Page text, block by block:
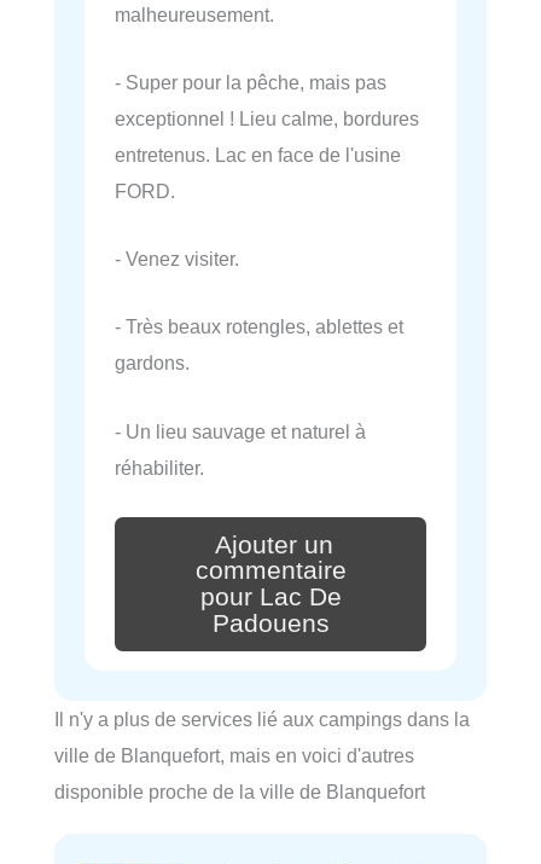
malheureusement.
- Super pour la pêche, mais pas
exceptionnel ! Lieu calme, bordures
entretenus. Lac en face de l'usine
FORD.
- Venez visiter.
- Très beaux rotengles, ablettes et
gardons.
- Un lieu sauvage et naturel à
réhabiliter.
Ajouter un
commentaire
pour Lac De
Padouens
Il n'y a plus de services lié aux campings dans la
ville de Blanquefort, mais en voici d'autres
disponible proche de la ville de Blanquefort